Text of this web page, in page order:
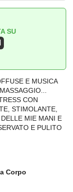
SU
E MUSICA
CON
STIMOLANTE,
MIE MANI E
E PULITO
Corpo